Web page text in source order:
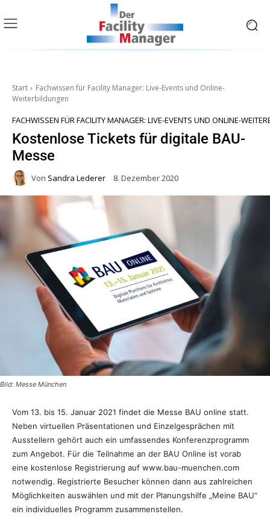
Start
Fachwissen für Facility Manager: Live-Events und Online-
Weiterbildungen
FACHWISSEN FÜR FACILITY MANAGER: LIVE-EVENTS UND ONLINE-
Kostenlose Tickets für digitale BAU-
Messe
Von Sandra Lederer 8. Dezember 2020
Bild: Messe München
Vom 13. bis 15. Januar 2021 findet die Messe BAU online statt.
Neben virtuellen Präsentationen und Einzelgesprächen mit
Ausstellern gehört auch ein umfassendes Konferenzprogramm
zum Angebot. Für die Teilnahme an der BAU Online ist vorab
eine kostenlose Registrierung auf www.bau-muenchen.com
notwendig. Registrierte Besucher können dann aus zahlreichen
Möglichkeiten auswählen und mit der Planungshilfe „Meine BAU“
ein individuelles Programm zusammenstellen.